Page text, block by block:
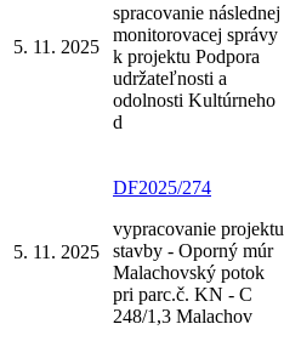
5. 11. 2025
spracovanie následnej
monitorovacej správy
k projektu Podpora
udržateľnosti a
odolnosti Kultúrneho
d
5. 11. 2025
DF2025/274
vypracovanie projektu
stavby - Oporný múr
Malachovský potok
pri parc.č. KN - C
248/1,3 Malachov